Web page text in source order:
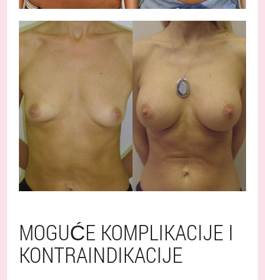
MOGUĆE KOMPLIKACIJE I
KONTRAINDIKACIJE